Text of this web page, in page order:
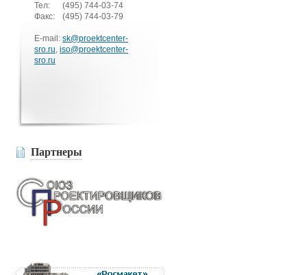
Тел: (495) 744-03-74
Факс:
(495) 744-03-79
E-mail: sk@proektcenter-
sro.ru, iso@proektcenter-
sro.ru
Партнеры